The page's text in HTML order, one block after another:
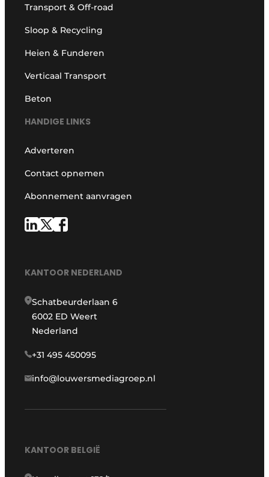
Transport & Off-road
Sloop & Recycling
Heien & Funderen
Verticaal Transport
Beton
HANDIGE LINKS
Adverteren
Contact opnemen
Abonnement aanvragen
KANTOOR NEDERLAND
Schatbeurderlaan 6
6002 ED Weert
Nederland
+31 495 450095
info@louwersmediagroep.nl
KANTOOR BELGIË